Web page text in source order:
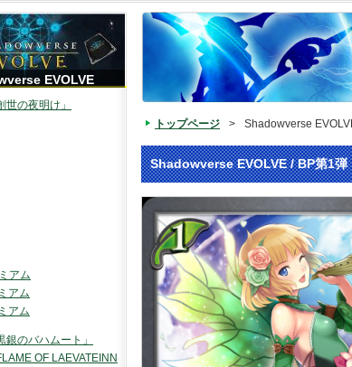
トップページ > Shadowverse
Shadowverse EVOLVE / BP第1弾
EVOLVE
世の夜明け」
アム
アム
アム
銀のバハムート」
OF LAEVATEINN